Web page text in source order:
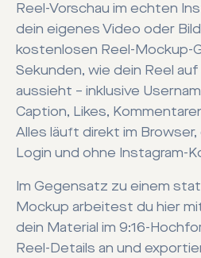
Reel-Vorschau im echten
dein eigenes Video oder
kostenlosen Reel-Mockup-
Sekunden, wie dein Reel
aussieht – inklusive
Caption, Likes,
Alles läuft direkt im
Login und ohne Instagram-
Im Gegensatz zu einem
Mockup arbeitest du hier
dein Material im 9:16-
Reel-Details an und